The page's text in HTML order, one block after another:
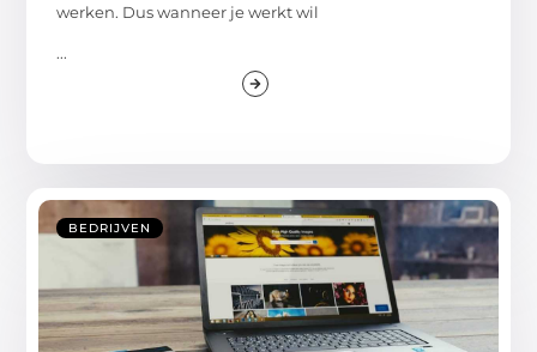
werken. Dus wanneer je werkt wil
...
BEDRIJVEN